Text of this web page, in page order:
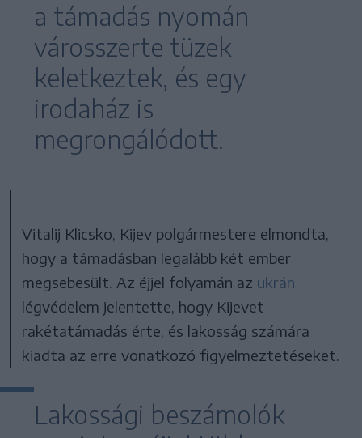
a támadás nyomán
városszerte tüzek
keletkeztek, és egy
irodaház is
megrongálódott.
Vitalij Klicsko, Kijev polgármestere elmondta,
hogy a támadásban legalább két ember
megsebesült. Az éjjel folyamán az ukrán
légvédelem jelentette, hogy Kijevet
rakétatámadás érte, és lakosság számára
kiadta az erre vonatkozó figyelmeztetéseket.
Lakossági beszámolók